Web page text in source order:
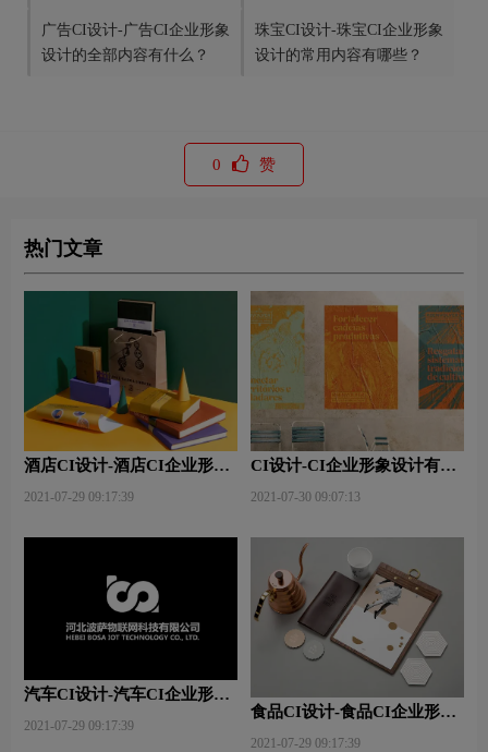
广告CI设计-广告CI企业形象
设计的全部内容有什么？
珠宝CI设计-珠宝CI企业形象
设计的常用内容有哪些？
0 赞
热门文章
酒店CI设计-酒店CI企业形象
2021-07-29 09:17:39
CI设计-CI企业形象设计有什
2021-07-30 09:07:13
汽车CI设计-汽车CI企业形象
2021-07-29 09:17:39
食品CI设计-食品CI企业形象
2021-07-29 09:17:39